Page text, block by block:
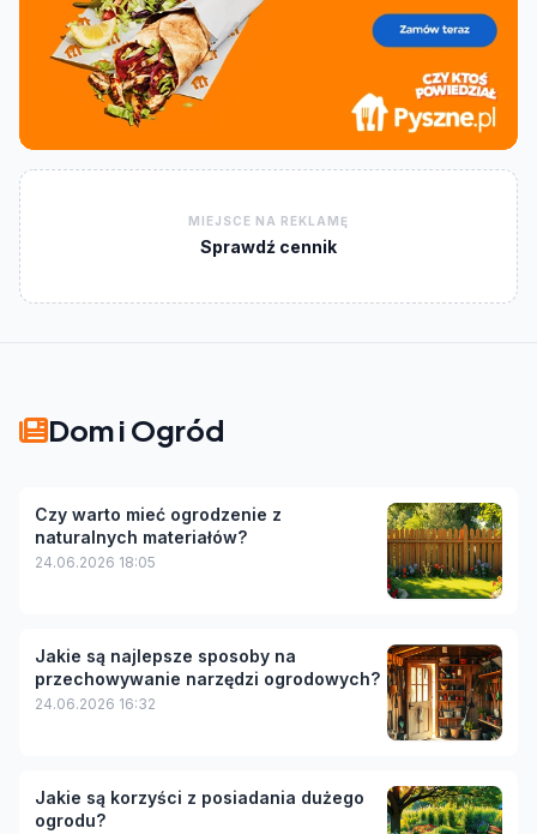
MIEJSCE NA REKLAMĘ
Sprawdź cennik
Dom i Ogród
Czy warto mieć ogrodzenie z
naturalnych materiałów?
24.06.2026 18:05
Jakie są najlepsze sposoby na
przechowywanie narzędzi ogrodowych?
24.06.2026 16:32
Jakie są korzyści z posiadania dużego
ogrodu?